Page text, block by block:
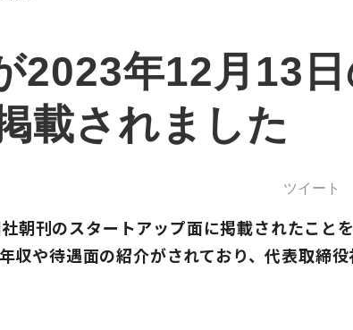
2023年12月13
載されました
ツイート
朝刊のスタートアップ面に掲載されたこと
収や待遇面の紹介がされており、代表取締役